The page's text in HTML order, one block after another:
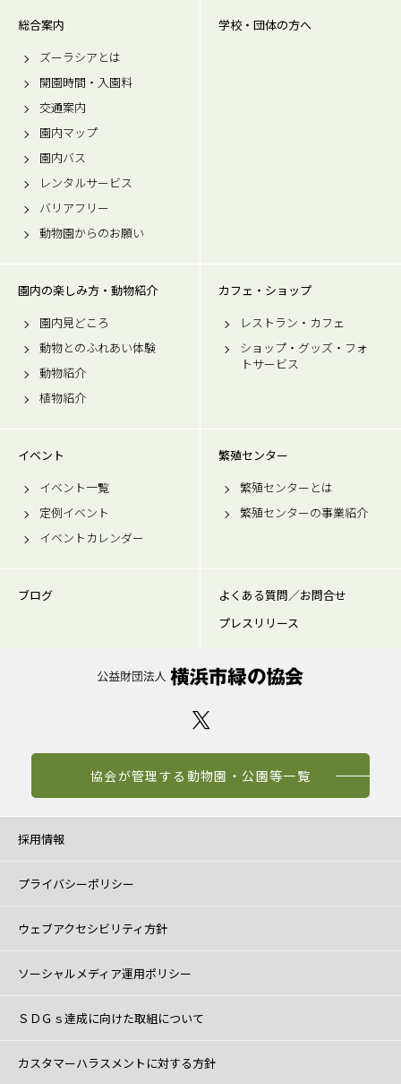
総合案内
ズーラシアとは
開園時間・入園料
交通案内
園内マップ
園内バス
レンタルサービス
バリアフリー
動物園からのお願い
学校・団体の方へ
園内の楽しみ方・動物紹介
園内見どころ
動物とのふれあい体験
動物紹介
植物紹介
カフェ・ショップ
レストラン・カフェ
ショップ・グッズ・フォ
トサービス
イベント
イベント一覧
定例イベント
イベントカレンダー
繁殖センター
繁殖センターとは
繁殖センターの事業紹介
ブログ
よくある質問／お問合せ
プレスリリース
協会が管理する動物園・公園等一覧
採用情報
プライバシーポリシー
ウェブアクセシビリティ方針
ソーシャルメディア運用ポリシー
ＳＤＧｓ達成に向けた取組について
カスタマーハラスメントに対する方針